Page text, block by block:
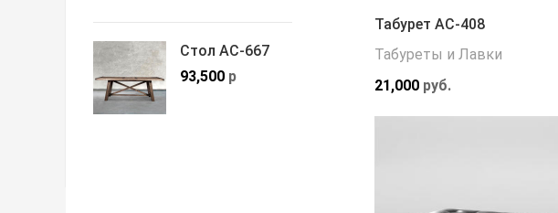
Стол АС-667
93,500 р
Табурет АС-408
Табуреты и Лавки
21,000руб.